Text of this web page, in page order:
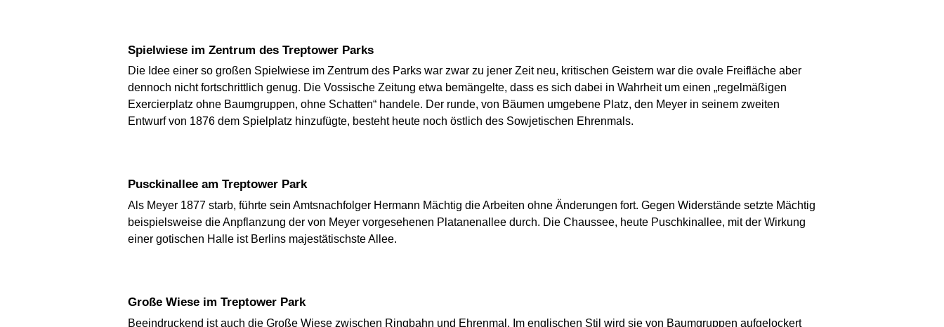
Spielwiese im Zentrum des Treptower Parks
Die Idee einer so großen Spielwiese im Zentrum des Parks war zwar zu jener Zeit neu, kritischen Geistern war die ovale Freifläche aber
dennoch nicht fortschrittlich genug. Die Vossische Zeitung etwa bemängelte, dass es sich dabei in Wahrheit um einen „regelmäßigen
Exercierplatz ohne Baumgruppen, ohne Schatten“ handele. Der runde, von Bäumen umgebene Platz, den Meyer in seinem zweiten
Entwurf von 1876 dem Spielplatz hinzufügte, besteht heute noch östlich des Sowjetischen Ehrenmals.
Pusckinallee am Treptower Park
Als Meyer 1877 starb, führte sein Amtsnachfolger Hermann Mächtig die Arbeiten ohne Änderungen fort. Gegen Widerstände setzte Mächtig
beispielsweise die Anpflanzung der von Meyer vorgesehenen Platanenallee durch. Die Chaussee, heute Puschkinallee, mit der Wirkung
einer gotischen Halle ist Berlins majestätischste Allee.
Große Wiese im Treptower Park
Beeindruckend ist auch die Große Wiese zwischen Ringbahn und Ehrenmal. Im englischen Stil wird sie von Baumgruppen aufgelockert